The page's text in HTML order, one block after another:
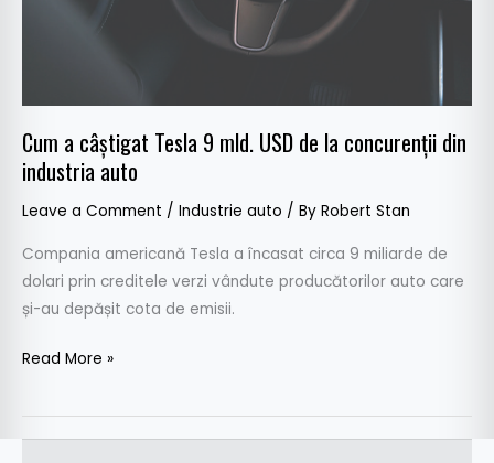
Cum a câștigat Tesla 9 mld. USD de la concurenții din
industria auto
Leave a Comment / Industrie auto / By Robert Stan
Compania americană Tesla a încasat circa 9 miliarde de
dolari prin creditele verzi vândute producătorilor auto care
și-au depășit cota de emisii.
auto
Read More »